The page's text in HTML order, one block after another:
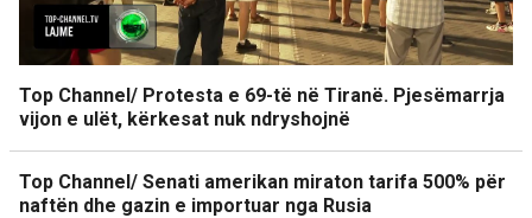
Top Channel/ Protesta e 69-të në Tiranë. Pjesëmarrja
vijon e ulët, kërkesat nuk ndryshojnë
Top Channel/ Senati amerikan miraton tarifa 500% për
naftën dhe gazin e importuar nga Rusia